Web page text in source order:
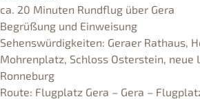
ca. 20 Minuten Rundflug über Gera
Begrüßung und Einweisung
Sehenswürdigkeiten: Geraer Rathaus,
Mohrenplatz, Schloss Osterstein, neue
Ronneburg
Route: Flugplatz Gera – Gera –